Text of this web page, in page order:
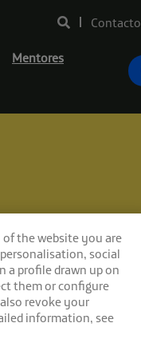
Mentores
the website you are
social
a profile drawn up on
them or configure
revoke your
information, see